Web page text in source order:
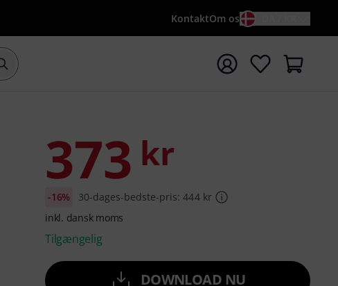
KontaktOm os
Start søgning med søgeord {searchTerm}
373 kr
-16%
30-dages-bedste-pris: 444 kr
inkl. dansk moms
Tilgængelig
DOWNLOAD NU